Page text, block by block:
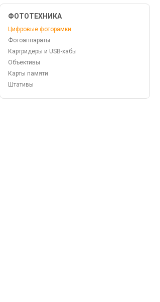
ФОТОТЕХНИКА
Цифровые фоторамки
Фотоаппараты
Картридеры и USB-хабы
Объективы
Карты памяти
Штативы